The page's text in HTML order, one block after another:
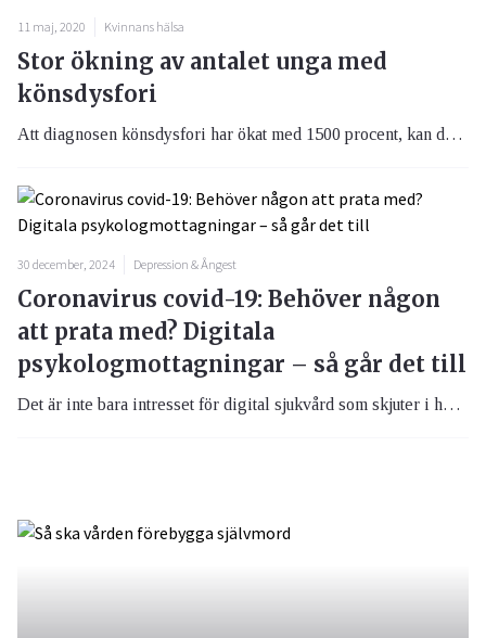
11 maj, 2020 Kvinnans hälsa
Stor ökning av antalet unga med
könsdysfori
Att diagnosen könsdysfori har ökat med 1500 procent, kan delvis bero på det ökande användandet av sociala medier som skett under samma tidsperiod, menar Mikael Landen, professor och överläkare på Sahlgrenska akademin.
30 december, 2024 Depression & Ångest
Coronavirus covid-19: Behöver någon
att prata med? Digitala
psykologmottagningar – så går det till
Det är inte bara intresset för digital sjukvård som skjuter i höjden mot bakgrund av den rådande corona-pandemin, digitala psykologmottagningar ser även ett besöksrekord.